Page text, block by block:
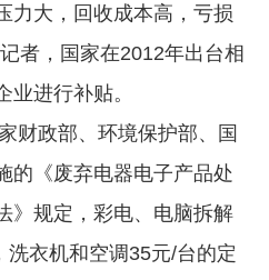
力大，回收成本高，亏损
者，国家在2012年出台相
业进行补贴。
政部、环境保护部、国
的《废弃电器电子产品处
》规定，彩电、电脑拆解
衣机和空调35元/台的定